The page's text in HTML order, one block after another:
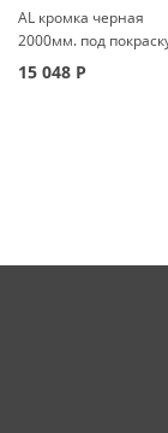
AL кромка черная
2000мм. под
15 048 Р